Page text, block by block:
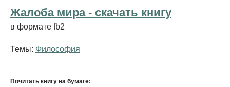
Жалоба мира - cкачать книгу
в формате fb2
Темы: Философия
Почитать книгу на бумаге: